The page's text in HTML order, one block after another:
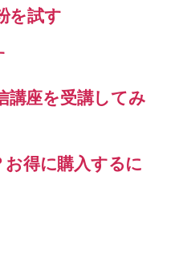
を試す
講座を受講してみ
お得に購入するに